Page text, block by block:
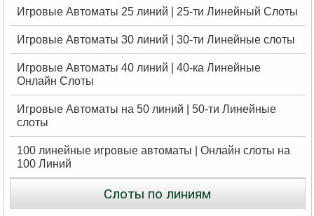
Игровые Автоматы 25 линий | 25-ти Линейный Слоты
Игровые Автоматы 30 линий | 30-ти Линейные слоты
Игровые Автоматы 40 линий | 40-ка Линейные
Онлайн Слоты
Игровые Автоматы на 50 линий | 50-ти Линейные
слоты
100 линейные игровые автоматы | Онлайн слоты на
100 Линий
Слоты по линиям